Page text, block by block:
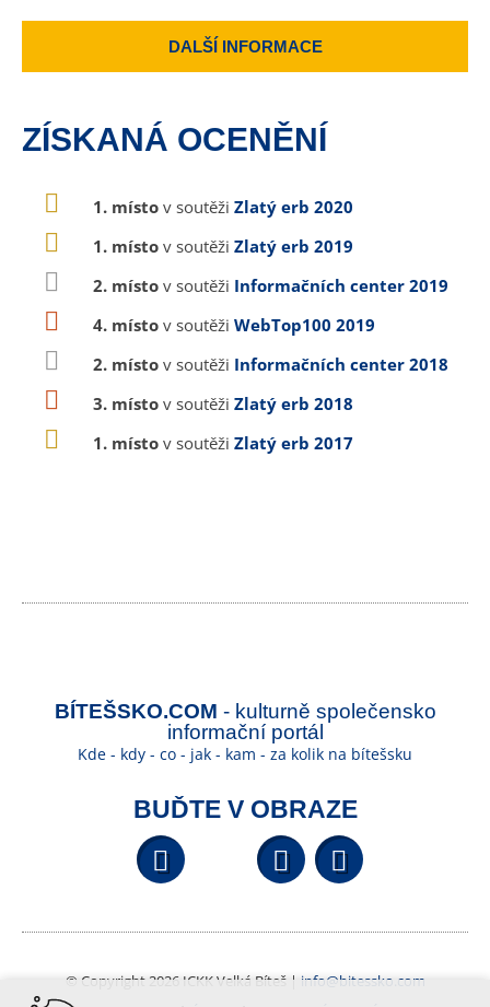
DALŠÍ INFORMACE
ZÍSKANÁ OCENĚNÍ
1. místo v soutěži Zlatý erb 2020
1. místo v soutěži Zlatý erb 2019
2. místo v soutěži Informačních center 2019
4. místo v soutěži WebTop100 2019
2. místo v soutěži Informačních center 2018
3. místo v soutěži Zlatý erb 2018
1. místo v soutěži Zlatý erb 2017
BÍTEŠSKO.COM - kulturně společensko
informační portál
Kde - kdy - co - jak - kam - za kolik na bítešsku
BUĎTE V OBRAZE
Facebook YouTube
© Copyright 2026 ICKK Velká Bíteš | info@bitessko.com